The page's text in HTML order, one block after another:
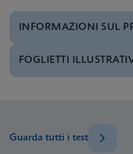
INFORMAZIONI SUL
Menu di prova
Test Menu CE-IVD
Menu di prova
FOGLIETTI
Guarda tutti i test